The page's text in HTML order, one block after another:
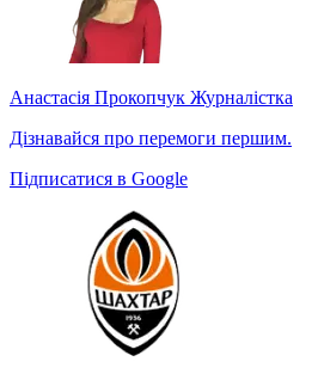
Анастасія Прокопчук Журналістка
Дізнавайся про перемоги першим.
Підписатися в Google